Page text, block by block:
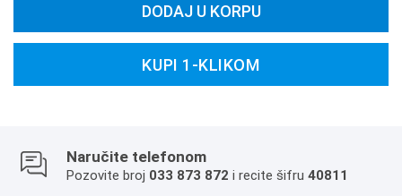
DODAJ U KORPU
KUPI 1-KLIKOM
Naručite telefonom
Pozovite broj 033 873 872 i recite šifru 40811